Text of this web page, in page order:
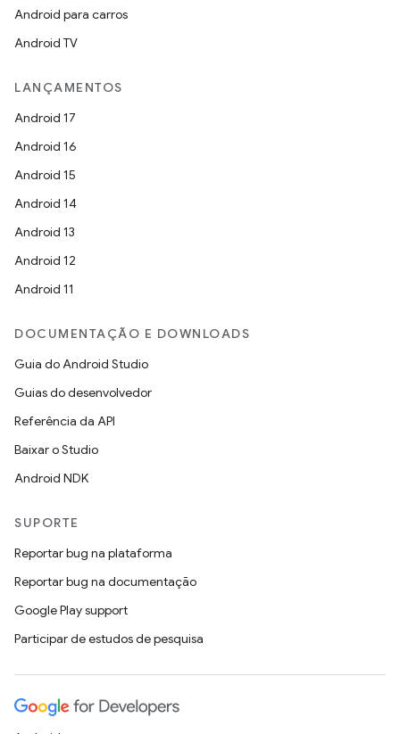
Android para carros
Android TV
LANÇAMENTOS
Android 17
Android 16
Android 15
Android 14
Android 13
Android 12
Android 11
DOCUMENTAÇÃO E DOWNLOADS
Guia do Android Studio
Guias do desenvolvedor
Referência da API
Baixar o Studio
Android NDK
SUPORTE
Reportar bug na plataforma
Reportar bug na documentação
Google Play support
Participar de estudos de pesquisa